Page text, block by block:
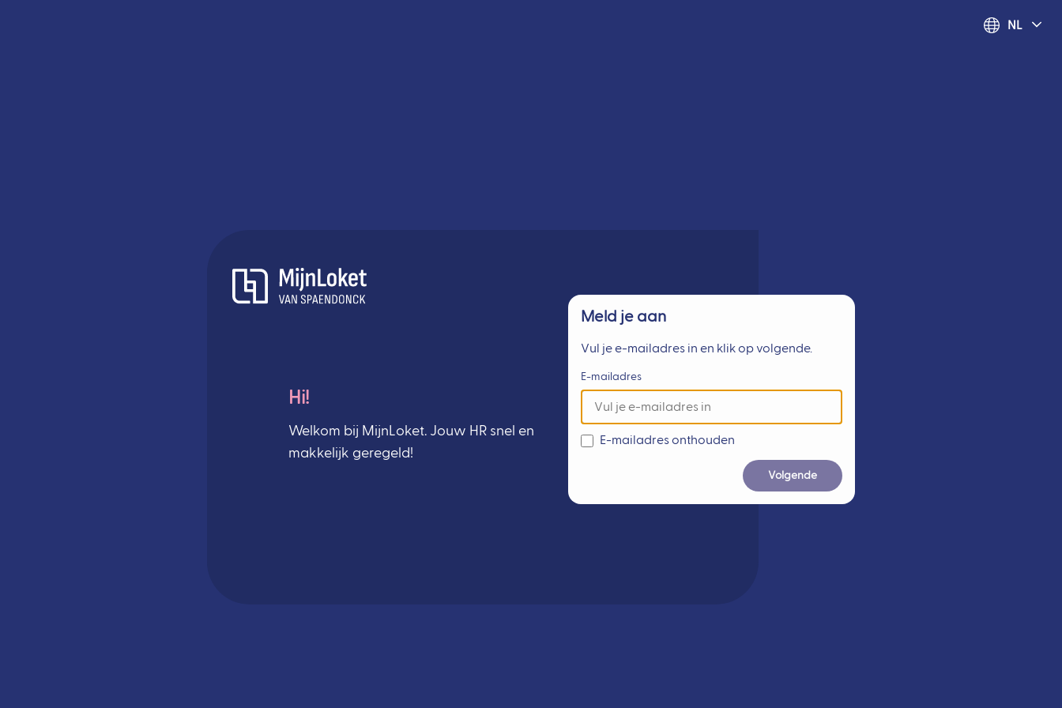
NL
Hi!
Welkom bij MijnLoket. Jouw HR snel en
makkelijk geregeld!
Meld je aan
Vul je e-mailadres in en klik op volgende.
E-mailadres
E-mailadres onthouden
Volgende